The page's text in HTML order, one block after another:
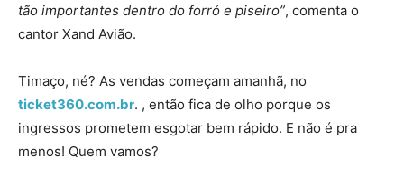
tão importantes dentro do forró e piseiro”, comenta o
cantor Xand Avião.
Timaço, né? As vendas começam amanhã, no
ticket360.com.br. , então fica de olho porque os
ingressos prometem esgotar bem rápido. E não é pra
menos! Quem vamos?